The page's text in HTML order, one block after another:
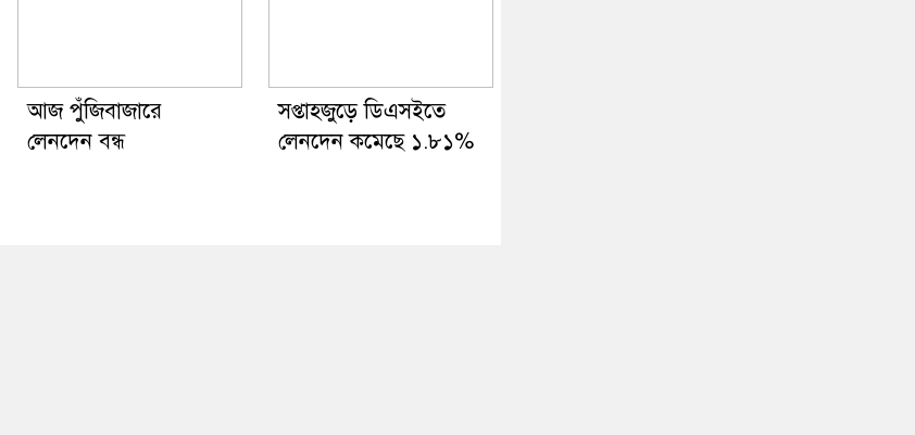
আজ পুঁজিবাজারে
লেনদেন বন্ধ
সপ্তাহজুড়ে ডিএসইতে
লেনদেন কমেছে ১.৮১%